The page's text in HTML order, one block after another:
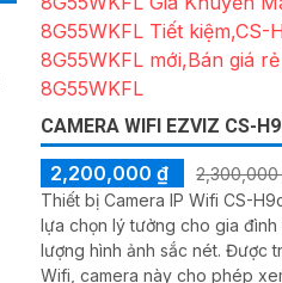
CAMERA WIFI EZVIZ CS-
2,200,000 ₫
2,300,000
Thiết bị Camera IP Wifi CS-
lựa chọn lý tưởng cho gia
lượng hình ảnh sắc nét. Được trang bị công nghệ IP
Wifi, camera này cho phép